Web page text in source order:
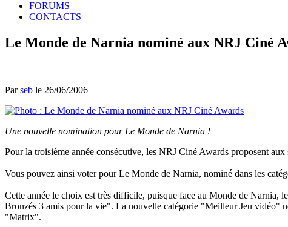
FORUMS
CONTACTS
Le Monde de Narnia nominé aux NRJ Ciné
Parseb le 26/06/2006
Une nouvelle nomination pour Le Monde de Narnia !
Pour la troisième année consécutive, les NRJ Ciné Awards proposent
Vous pouvez ainsi voter pour Le Monde de Narnia, nominé dans les
Cette année le choix est très difficile, puisque face au Monde de
Bronzés 3 amis pour la vie". La nouvelle catégorie "Meilleur Jeu vidéo"
"Matrix".